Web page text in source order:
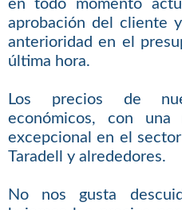
en todo momento
aprobación del cliente
anterioridad en el
última hora.
Los precios de
económicos, con una
excepcional en el
Taradell y alrededores.
No nos gusta